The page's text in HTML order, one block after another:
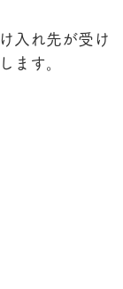
入れ先が受け
ます。